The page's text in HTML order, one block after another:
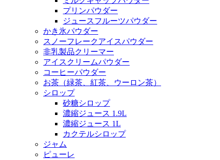
プリンパウダー
ジュースフルーツパウダー
かき氷パウダー
スノーフレークアイスパウダー
非乳製品クリーマー
アイスクリームパウダー
コーヒーパウダー
お茶（緑茶、紅茶、ウーロン茶）
シロップ
砂糖シロップ
濃縮ジュース 1.9L
濃縮ジュース 1L
カクテルシロップ
ジャム
ピューレ